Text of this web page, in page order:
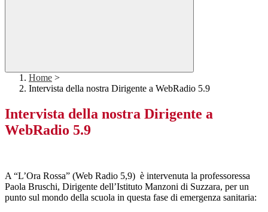
Home >
Intervista della nostra Dirigente a WebRadio 5.9
Intervista della nostra Dirigente a
WebRadio 5.9
A “L’Ora Rossa” (Web Radio 5,9) è intervenuta la professoressa
Paola Bruschi, Dirigente dell’Istituto Manzoni di Suzzara, per un
punto sul mondo della scuola in questa fase di emergenza sanitaria: